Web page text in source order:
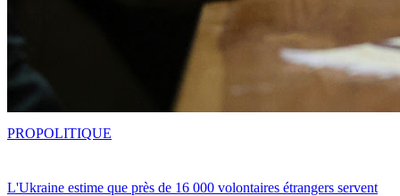
L'Ukraine estime que près de 16 000 volontaires étrangers servent
PROPOLITIQUE